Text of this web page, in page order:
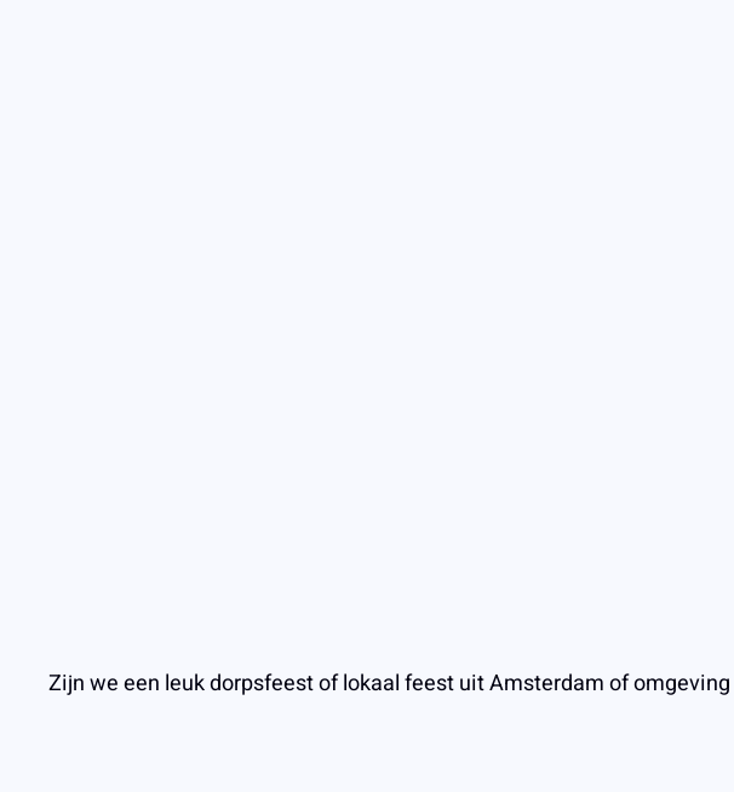
Zijn we een leuk dorpsfeest of lokaal feest uit Amsterdam of